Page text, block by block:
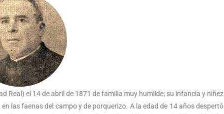
Real) el 14 de abril de 1871 de familia muy humilde; su infancia y niñez
las faenas del campo y de porquerizo. A la edad de 14 años despertó